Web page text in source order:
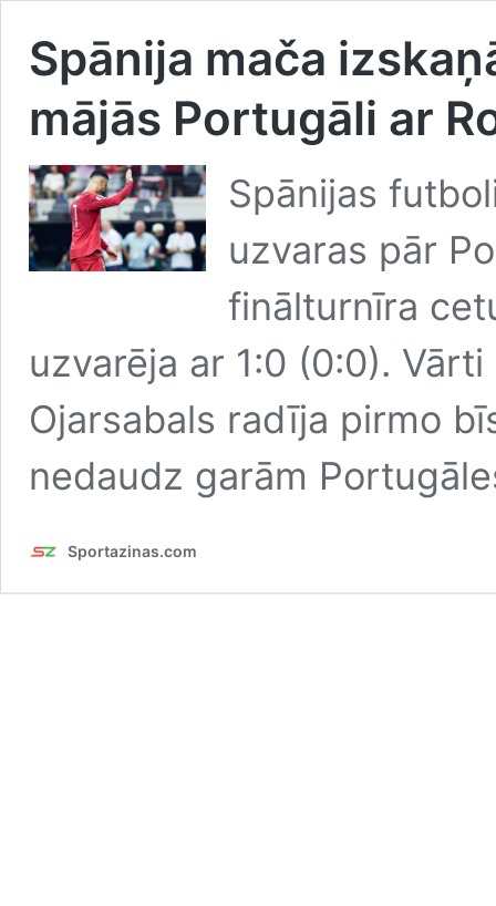
Spānija mača
mājās Portugāli ar
Spānijas
uzvaras pār
finālturnīra
uzvarēja ar 1:0 (0:0).
Ojarsabals radīja pirmo
nedaudz garām
Sportazinas.com